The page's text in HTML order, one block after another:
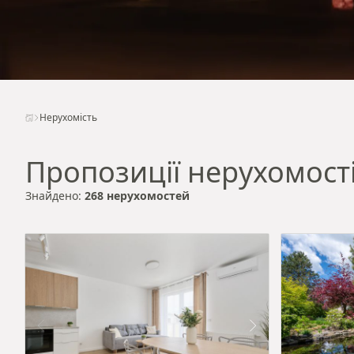
Нерухомість
Пропозиції
Знайдено: 268 нерухомостей